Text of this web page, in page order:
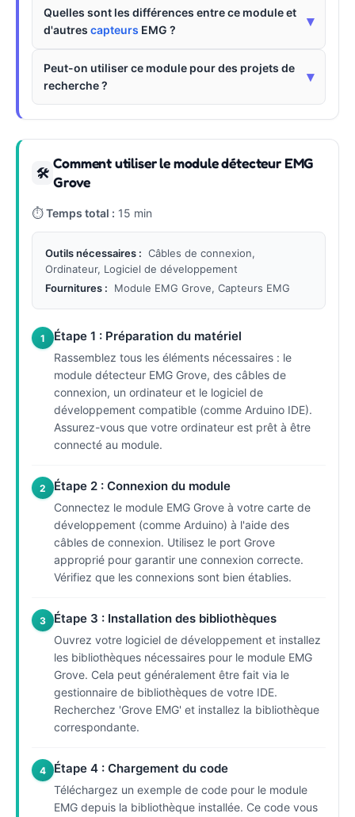
Quelles sont les différences entre ce module et
d'autres capteurs EMG ?
▾
Peut-on utiliser ce module pour des projets de
recherche ?
▾
🛠
Comment utiliser le module détecteur EMG
Grove
⏱Temps total : 15 min
Outils nécessaires : Câbles de connexion,
Ordinateur, Logiciel de développement
Fournitures :
Module EMG Grove, Capteurs EMG
1 Étape 1 : Préparation du matériel
Rassemblez tous les éléments nécessaires : le
module détecteur EMG Grove, des câbles de
connexion, un ordinateur et le logiciel de
développement compatible (comme Arduino IDE).
Assurez-vous que votre ordinateur est prêt à être
connecté au module.
2 Étape 2 : Connexion du module
Connectez le module EMG Grove à votre carte de
développement (comme Arduino) à l'aide des
câbles de connexion. Utilisez le port Grove
approprié pour garantir une connexion correcte.
Vérifiez que les connexions sont bien établies.
3 Étape 3 : Installation des bibliothèques
Ouvrez votre logiciel de développement et installez
les bibliothèques nécessaires pour le module EMG
Grove. Cela peut généralement être fait via le
gestionnaire de bibliothèques de votre IDE.
Recherchez 'Grove EMG' et installez la bibliothèque
correspondante.
4 Étape 4 : Chargement du code
Téléchargez un exemple de code pour le module
EMG depuis la bibliothèque installée. Ce code vous